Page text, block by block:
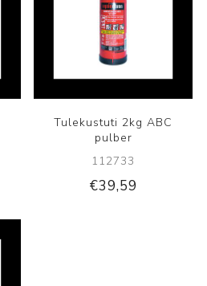
Tulekustuti 2kg ABC
pulber
112733
€39,59